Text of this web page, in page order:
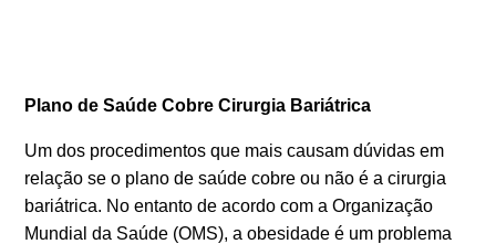
Plano de Saúde Cobre Cirurgia Bariátrica
Um dos procedimentos que mais causam dúvidas em
relação se o plano de saúde cobre ou não é a cirurgia
bariátrica. No entanto de acordo com a Organização
Mundial da Saúde (OMS), a obesidade é um problema